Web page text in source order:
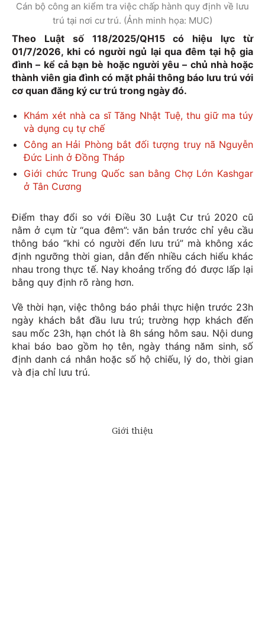
Cán bộ công an kiểm tra việc chấp hành quy định về lưu
trú tại nơi cư trú. (Ảnh minh họa: MUC)
Theo Luật số 118/2025/QH15 có hiệu lực từ
01/7/2026, khi có người ngủ lại qua đêm tại hộ gia
đình – kể cả bạn bè hoặc người yêu – chủ nhà hoặc
thành viên gia đình có mặt phải thông báo lưu trú với
cơ quan đăng ký cư trú trong ngày đó.
Khám xét nhà ca sĩ Tăng Nhật Tuệ, thu giữ ma túy
và dụng cụ tự chế
Công an Hải Phòng bắt đối tượng truy nã Nguyễn
Đức Linh ở Đồng Tháp
Giới chức Trung Quốc san bằng Chợ Lớn Kashgar
ở Tân Cương
Điểm thay đổi so với Điều 30 Luật Cư trú 2020 cũ
nằm ở cụm từ “qua đêm”: văn bản trước chỉ yêu cầu
thông báo “khi có người đến lưu trú” mà không xác
định ngưỡng thời gian, dẫn đến nhiều cách hiểu khác
nhau trong thực tế. Nay khoảng trống đó được lấp lại
bằng quy định rõ ràng hơn.
Về thời hạn, việc thông báo phải thực hiện trước 23h
ngày khách bắt đầu lưu trú; trường hợp khách đến
sau mốc 23h, hạn chót là 8h sáng hôm sau. Nội dung
khai báo bao gồm họ tên, ngày tháng năm sinh, số
định danh cá nhân hoặc số hộ chiếu, lý do, thời gian
và địa chỉ lưu trú.